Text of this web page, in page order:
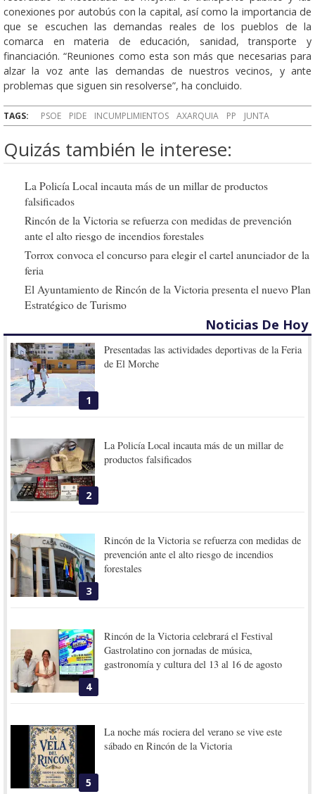
conexiones por autobús con la capital, así como la importancia de
que se escuchen las demandas reales de los pueblos de la
comarca en materia de educación, sanidad, transporte y
financiación. “Reuniones como esta son más que necesarias para
alzar la voz ante las demandas de nuestros vecinos, y ante
problemas que siguen sin resolverse”, ha concluido.
TAGS: PSOE PIDE INCUMPLIMIENTOS AXARQUIA PP JUNTA
Quizás también le interese:
La Policía Local incauta más de un millar de productos
falsificados
Rincón de la Victoria se refuerza con medidas de prevención
ante el alto riesgo de incendios forestales
Torrox convoca el concurso para elegir el cartel anunciador de la
feria
El Ayuntamiento de Rincón de la Victoria presenta el nuevo Plan
Estratégico de Turismo
Noticias De Hoy
1
Presentadas las actividades deportivas de la Feria
de El Morche
2
La Policía Local incauta más de un millar de
productos falsificados
3
Rincón de la Victoria se refuerza con medidas de
prevención ante el alto riesgo de incendios
forestales
4
Rincón de la Victoria celebrará el Festival
Gastrolatino con jornadas de música,
gastronomía y cultura del 13 al 16 de agosto
5
La noche más rociera del verano se vive este
sábado en Rincón de la Victoria